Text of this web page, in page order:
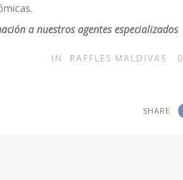
a nuestros agentes especializados
IN RAFFLES MALDIVAS 0
SHARE